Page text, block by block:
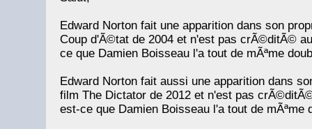
Edward Norton fait une apparition dans son
Coup d'Ã©tat de 2004 et n'est pas crÃ©ditÃ©
ce que Damien Boisseau l'a tout de mÃªme
Edward Norton fait aussi une apparition dans
film The Dictator de 2012 et n'est pas
est-ce que Damien Boisseau l'a tout de mÃªme